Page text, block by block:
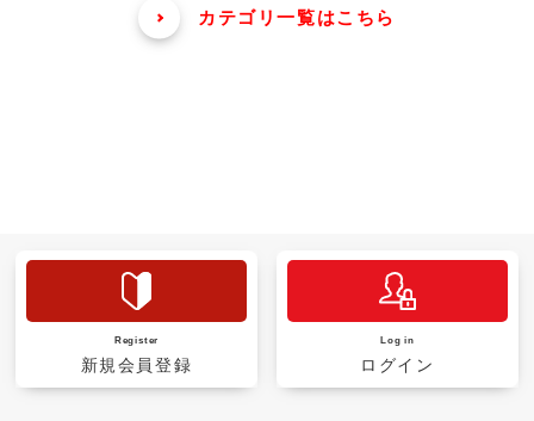
カテゴリ一覧はこちら
Register
新規会員登録
Log in
ログイン